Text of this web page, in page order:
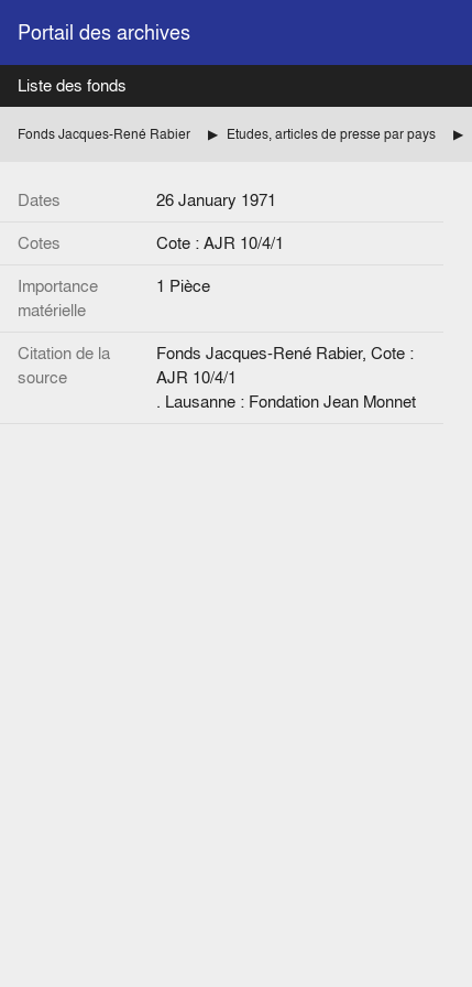
Portail des archives
Liste des fonds
Fonds Jacques-René Rabier Etudes, articles de presse par pays
Dates
26 January 1971
Cotes
Cote : AJR 10/4/1
Importance
matérielle
1 Pièce
Citation de la
source
Fonds Jacques-René Rabier, Cote :
AJR 10/4/1
. Lausanne : Fondation Jean Monnet